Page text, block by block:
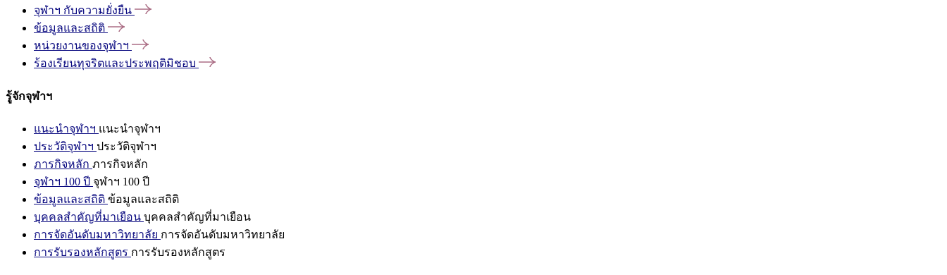
จุฬาฯ กับความยั่งยืน
ข้อมูลและสถิติ
หน่วยงานของจุฬาฯ
ร้องเรียนทุจริตและประพฤติมิชอบ
รู้จักจุฬาฯ
แนะนำจุฬาฯ แนะนำจุฬาฯ
ประวัติจุฬาฯ ประวัติจุฬาฯ
ภารกิจหลัก ภารกิจหลัก
จุฬาฯ 100 ปี จุฬาฯ 100 ปี
ข้อมูลและสถิติ ข้อมูลและสถิติ
บุคคลสำคัญที่มาเยือน บุคคลสำคัญที่มาเยือน
การจัดอันดับมหาวิทยาลัย การจัดอันดับมหาวิทยาลัย
การรับรองหลักสูตร การรับรองหลักสูตร